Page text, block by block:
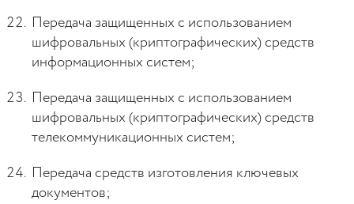
Передача защищенных с использованием
шифровальных (криптографических) средств
информационных систем;
Передача защищенных с использованием
шифровальных (криптографических) средств
телекоммуникационных систем;
Передача средств изготовления ключевых
документов;